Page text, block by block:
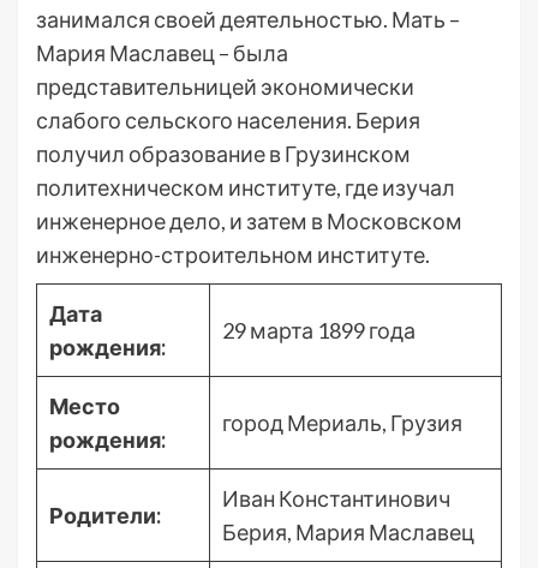
занимался своей деятельностью. Мать –
Мария Маславец – была
представительницей экономически
слабого сельского населения. Берия
получил образование в Грузинском
политехническом институте, где изучал
инженерное дело, и затем в Московском
инженерно-строительном институте.
Дата
рождения:
29 марта 1899 года
Место
рождения:
город Мериаль, Грузия
Родители:
Иван Константинович
Берия, Мария Маславец